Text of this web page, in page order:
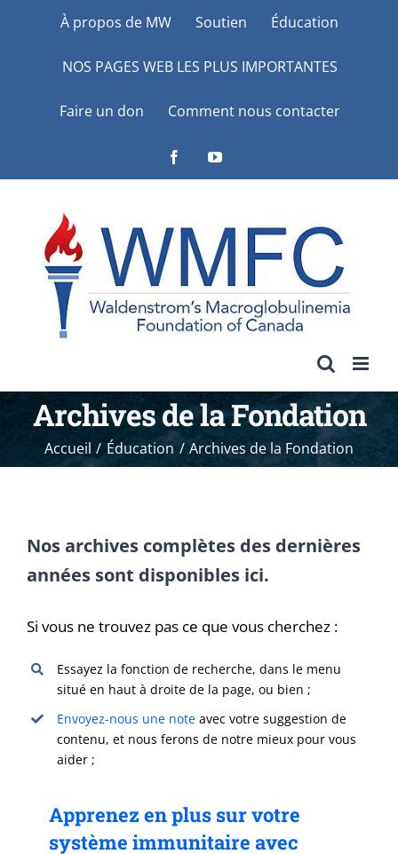
À propos de MW Soutien Éducation
NOS PAGES WEB LES PLUS IMPORTANTES
Faire un don Comment nous contacter
FacebookYouTube
Archives de la Fondation
Accueil Éducation Archives de la Fondation
Nos archives complètes des dernières
années sont disponibles ici.
Si vous ne trouvez pas ce que vous cherchez :
Essayez la fonction de recherche, dans le menu
situé en haut à droite de la page, ou bien ;
Envoyez-nous une noteavec votre suggestion de
contenu, et nous ferons de notre mieux pour vous
aider ;
Apprenez en plus sur votre
système immunitaire avec